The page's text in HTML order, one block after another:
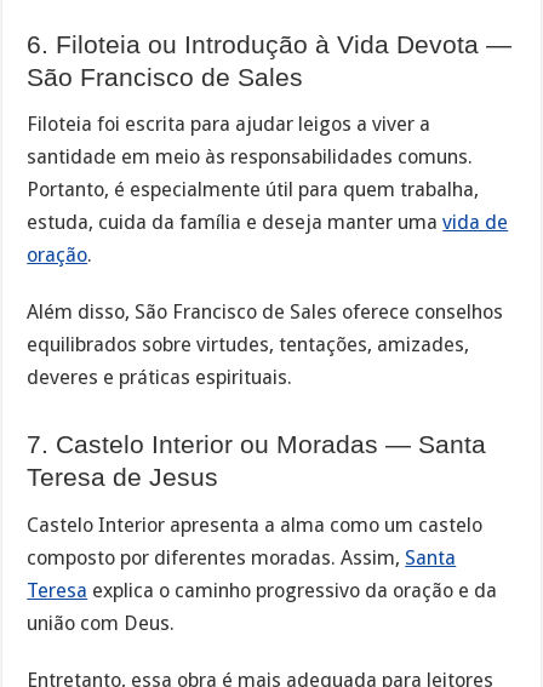
6. Filoteia ou Introdução à Vida Devota —
São Francisco de Sales
Filoteia foi escrita para ajudar leigos a viver a
santidade em meio às responsabilidades comuns.
Portanto, é especialmente útil para quem trabalha,
estuda, cuida da família e deseja manter umavida de
oração.
Além disso, São Francisco de Sales oferece conselhos
equilibrados sobre virtudes, tentações, amizades,
deveres e práticas espirituais.
7. Castelo Interior ou Moradas — Santa
Teresa de Jesus
Castelo Interior apresenta a alma como um castelo
composto por diferentes moradas. Assim, Santa
Teresa explica o caminho progressivo da oração e da
união com Deus.
Entretanto, essa obra é mais adequada para leitores